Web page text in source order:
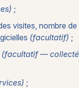
;
visites, nombre
(facultatif) ;
(facultatif —
;